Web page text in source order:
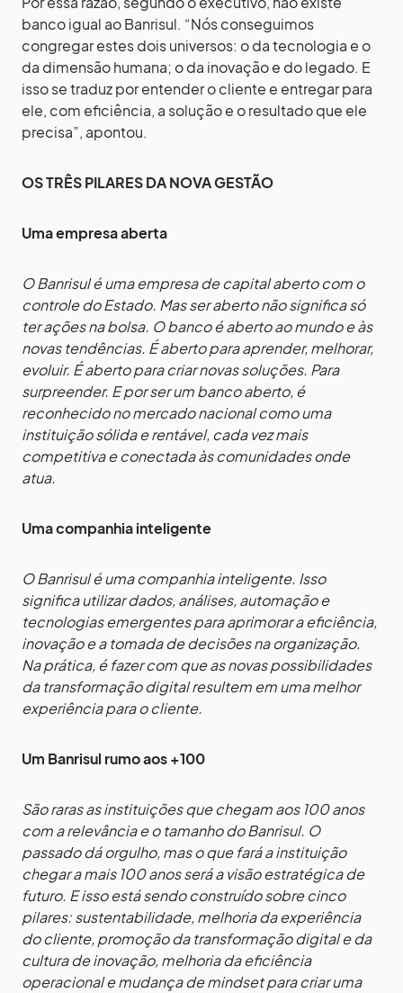
banco igual ao Banrisul. “Nós conseguimos
congregar estes dois universos: o da tecnologia e o
da dimensão humana; o da inovação e do legado. E
isso se traduz por entender o cliente e entregar para
ele, com eficiência, a solução e o resultado que ele
precisa”, apontou.
OS TRÊS PILARES DA NOVA GESTÃO
Uma empresa aberta
O Banrisul é uma empresa de capital aberto com o
controle do Estado. Mas ser aberto não significa só
ter ações na bolsa. O banco é aberto ao mundo e às
novas tendências. É aberto para aprender, melhorar,
evoluir. É aberto para criar novas soluções. Para
surpreender. E por ser um banco aberto, é
reconhecido no mercado nacional como uma
instituição sólida e rentável, cada vez mais
competitiva e conectada às comunidades onde
atua.
Uma companhia inteligente
O Banrisul é uma companhia inteligente. Isso
significa utilizar dados, análises, automação e
tecnologias emergentes para aprimorar a eficiência,
inovação e a tomada de decisões na organização.
Na prática, é fazer com que as novas possibilidades
da transformação digital resultem em uma melhor
experiência para o cliente.
Um Banrisul rumo aos +100
São raras as instituições que chegam aos 100 anos
com a relevância e o tamanho do Banrisul. O
passado dá orgulho, mas o que fará a instituição
chegar a mais 100 anos será a visão estratégica de
futuro. E isso está sendo construído sobre cinco
pilares: sustentabilidade, melhoria da experiência
do cliente, promoção da transformação digital e da
cultura de inovação, melhoria da eficiência
operacional e mudança de mindset para criar uma